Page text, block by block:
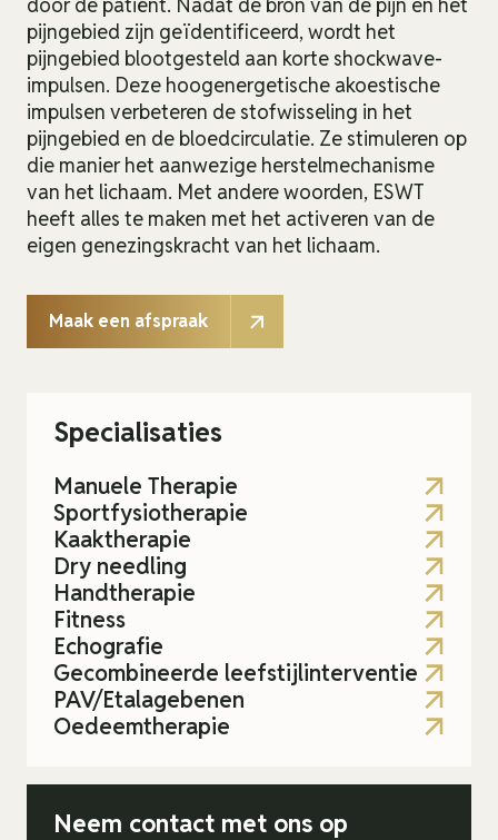
pijngebied zijn geïdentificeerd, wordt het
pijngebied blootgesteld aan korte shockwave-
impulsen. Deze hoogenergetische akoestische
impulsen verbeteren de stofwisseling in het
pijngebied en de bloedcirculatie. Ze stimuleren op
die manier het aanwezige herstelmechanisme
van het lichaam. Met andere woorden, ESWT
heeft alles te maken met het activeren van de
eigen genezingskracht van het lichaam.
Maak een afspraak
Specialisaties
Manuele Therapie
Sportfysiotherapie
Kaaktherapie
Dry needling
Handtherapie
Fitness
Echografie
Gecombineerde leefstijlinterventie
PAV/Etalagebenen
Oedeemtherapie
Neem contact met ons op